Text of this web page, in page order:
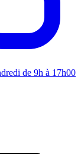
de 9h à 17h00